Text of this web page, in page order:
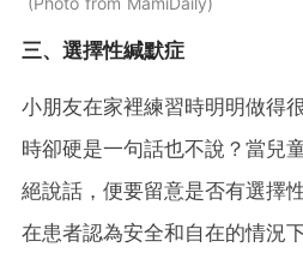
三、選擇性緘默症
小朋友在家裡練習時明明做得
時卻硬是一句話也不說？當兒
絕說話，便要留意是否有選擇
在患者認為安全和自在的情況